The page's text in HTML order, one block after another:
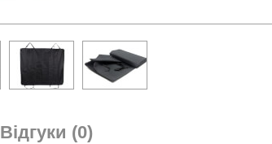
Відгуки (0)